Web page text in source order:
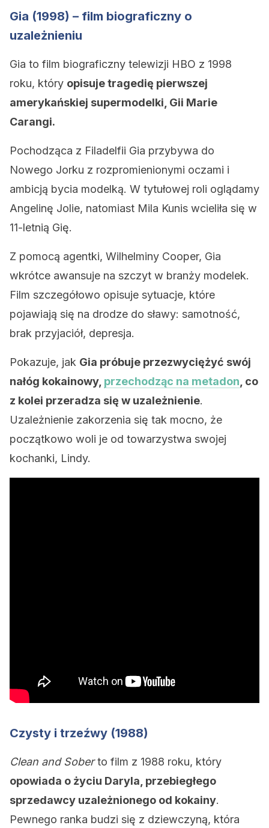
Gia (1998) – film biograficzny o
uzależnieniu
Gia to film biograficzny telewizji HBO z 1998
roku, który opisuje tragedię pierwszej
amerykańskiej supermodelki, Gii Marie
Carangi.
Pochodząca z Filadelfii Gia przybywa do
Nowego Jorku z rozpromienionymi oczami i
ambicją bycia modelką. W tytułowej roli oglądamy
Angelinę Jolie, natomiast Mila Kunis wcieliła się w
11-letnią Gię.
Z pomocą agentki, Wilhelminy Cooper, Gia
wkrótce awansuje na szczyt w branży modelek.
Film szczegółowo opisuje sytuacje, które
pojawiają się na drodze do sławy: samotność,
brak przyjaciół, depresja.
Pokazuje, jak Gia próbuje przezwyciężyć swój
nałóg kokainowy, przechodząc na metadon , co
z kolei przeradza się w uzależnienie.
Uzależnienie zakorzenia się tak mocno, że
początkowo woli je od towarzystwa swojej
kochanki, Lindy.
Czysty i trzeźwy (1988)
Clean and Soberto film z 1988 roku, który
opowiada o życiu Daryla, przebiegłego
sprzedawcy uzależnionego od kokainy.
Pewnego ranka budzi się z dziewczyną, która